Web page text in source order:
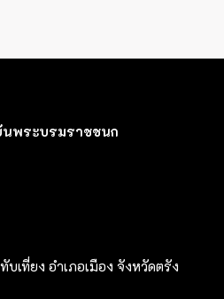
พระบรมราชชนก
เที่ยง อำเภอเมือง จังหวัดตรัง